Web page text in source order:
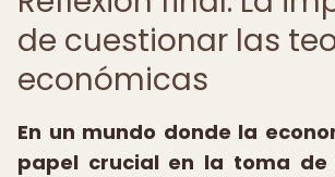
de cuestionar las
económicas
En un mundo donde la
papel crucial en la toma de